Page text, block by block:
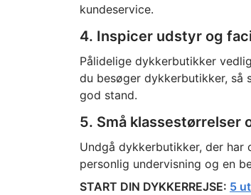
kundeservice.
4. Inspicer udstyr og
Pålidelige dykkerbutikker
du besøger dykkerbutikker, så
god stand.
5. Små klassestørrelser
Undgå dykkerbutikker, der
personlig undervisning og en
START DIN DYKKERREJSE: 5